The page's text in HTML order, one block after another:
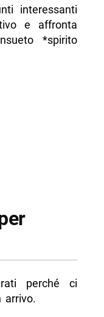
interessanti
e affronta
*spirito
perché ci
arrivo.